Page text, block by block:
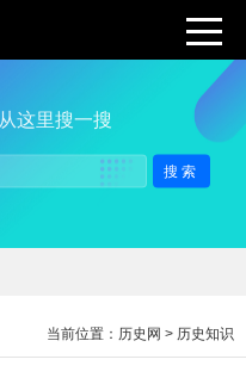
这里搜一搜
搜索
当前位置： 历史网 > 历史知识